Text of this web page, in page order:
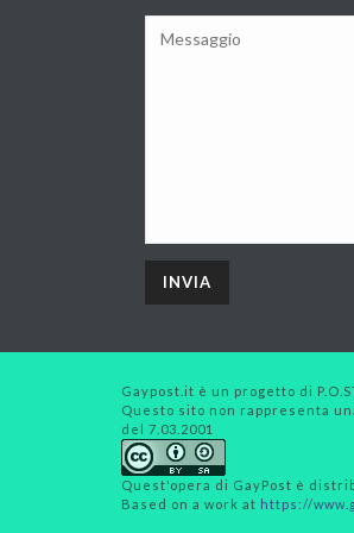
Gaypost.it è un progetto di
Questo sito non rappresenta
del 7.03.2001
Quest'opera di GayPost è
Based on a work at https://